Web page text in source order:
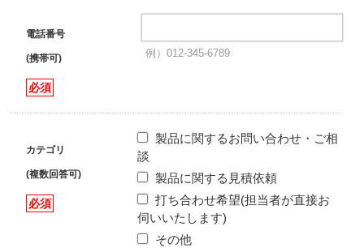
電話番号
(携帯可)
必須
例）012-345-6789
カテゴリ
(複数回答可)
必須
製品に関するお問い合わせ・ご相
談
製品に関する見積依頼
打ち合わせ希望(担当者が直接お
伺いいたします)
その他